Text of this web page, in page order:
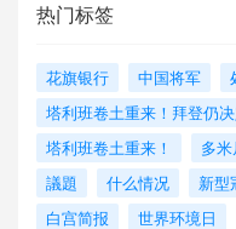
热门标签
花旗银行 中国将军
塔利班卷土重来！拜登仍
塔利班卷土重来！
多
議題
什么情况 新型
白宫简报
世界环境日